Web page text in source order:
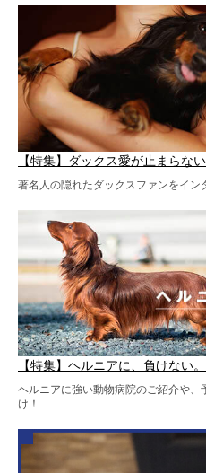
【特集】ダックス愛が止まらない
著名人の隠れたダックスファンをイン
【特集】ヘルニアに、負けない。
ヘルニアに強い動物病院のご紹介や
け！